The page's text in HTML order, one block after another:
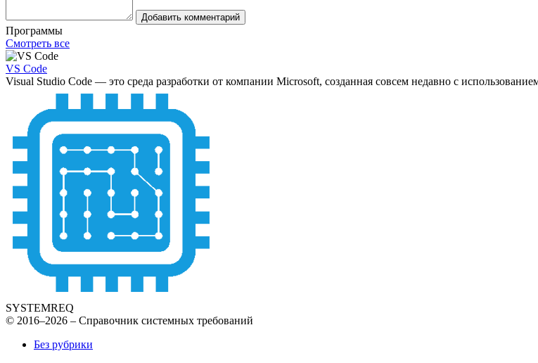
Добавить комментарий
Программы
Смотреть все
VS Code
Visual Studio Code — это среда разработки от компании Microsoft, созданная совсем недавно с
SYSTEMREQ
© 2016–2026 – Справочник системных требований
Без рубрики